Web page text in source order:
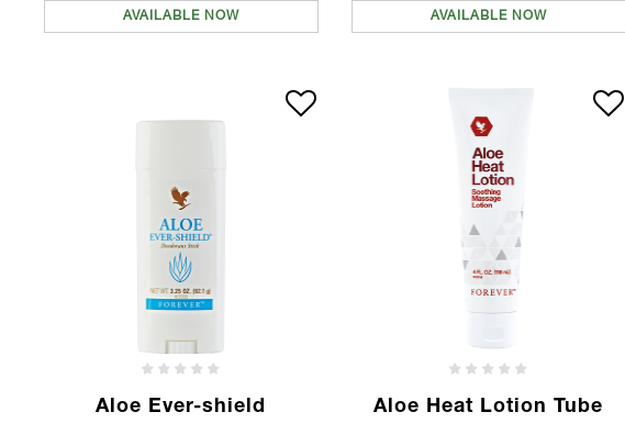
AVAILABLE NOW AVAILABLE NOW
Aloe Ever-shield
Aloe Heat Lotion Tube